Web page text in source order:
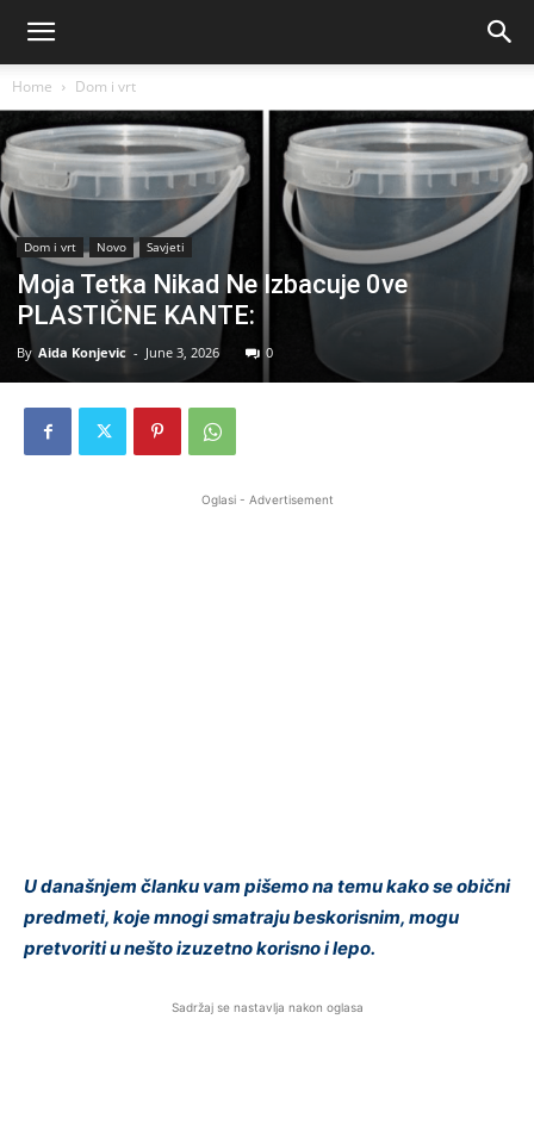
Home Dom i vrt
Dom i vrt Novo Savjeti
Moja Tetka Nikad Ne Izbacuje 0ve
PLASTIČNE KANTE:
By Aida Konjevic - June 3, 2026 0
Oglasi - Advertisement
U današnjem članku vam pišemo na temu kako se obični
predmeti, koje mnogi smatraju beskorisnim, mogu
pretvoriti u nešto izuzetno korisno i lepo.
Sadržaj se nastavlja nakon oglasa